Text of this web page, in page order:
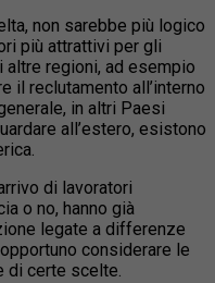
non sarebbe più logico
più attrattivi per gli
regioni, ad esempio
il reclutamento all’interno
in altri Paesi
all’estero, esistono
di lavoratori
o no, hanno già
legate a differenze
considerare le
di certe scelte.